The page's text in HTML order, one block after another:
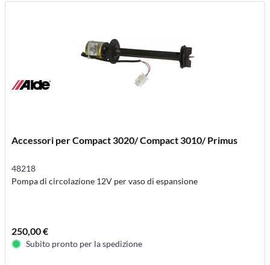
Accessori per Compact 3020/ Compact 3010/ Primus
48218
Pompa di circolazione 12V per vaso di espansione
250,00 €
Subito pronto per la spedizione